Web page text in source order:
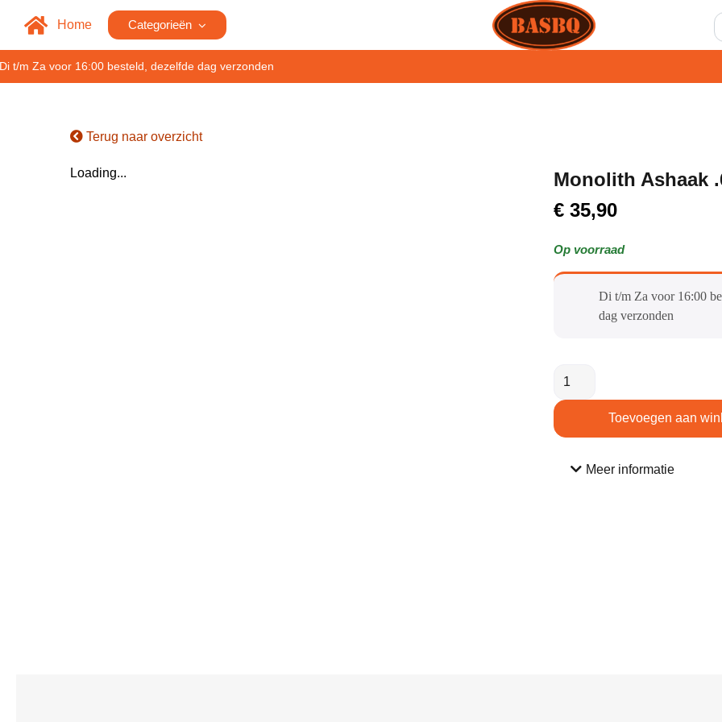
Home Categorieën
t/m Za voor 16:00 besteld, dezelfde dag verzonden
Terug naar overzicht
Loading...
Monolith Ashaak
€ 35,90
Op voorraad
Di t/m Za voor 16:00
dag verzonden​
Toevoegen aan
Meer informatie